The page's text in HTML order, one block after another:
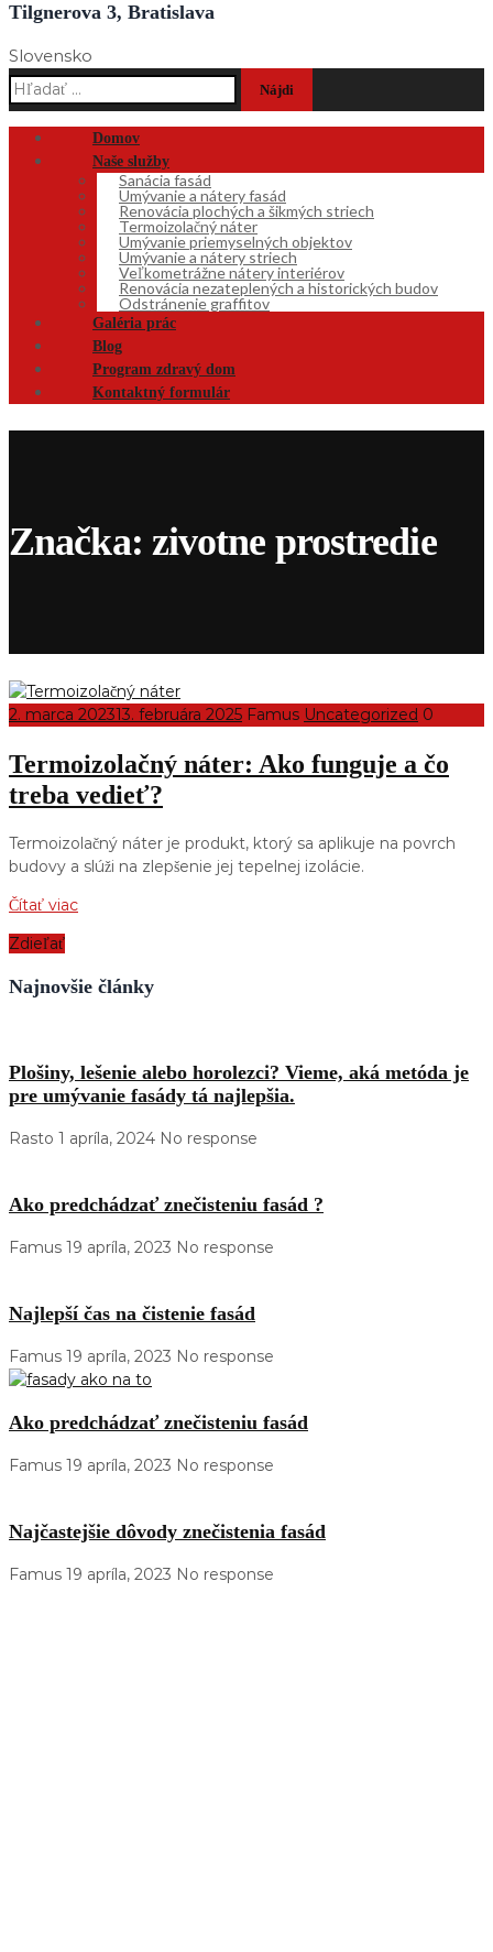
Tilgnerova 3, Bratislava
Slovensko
Hľadať:
Domov
Naše služby
Sanácia fasád
Umývanie a nátery fasád
Renovácia plochých a šikmých striech
Termoizolačný náter
Umývanie priemyselných objektov
Umývanie a nátery striech
Veľkometrážne nátery interiérov
Renovácia nezateplených a historických budov
Odstránenie graffitov
Galéria prác
Blog
Program zdravý dom
Kontaktný formulár
Značka: zivotne prostredie
2. marca 202313. februára 2025 Famus Uncategorized 0
Termoizolačný náter: Ako funguje a čo
treba vedieť?
Termoizolačný náter je produkt, ktorý sa aplikuje na povrch
budovy a slúži na zlepšenie jej tepelnej izolácie.
Čítať viac
Zdieľať
Najnovšie články
Plošiny, lešenie alebo horolezci? Vieme, aká metóda je
pre umývanie fasády tá najlepšia.
Rasto 1 apríla, 2024 No response
Ako predchádzať znečisteniu fasád ?
Famus 19 apríla, 2023 No response
Najlepší čas na čistenie fasád
Famus 19 apríla, 2023 No response
Ako predchádzať znečisteniu fasád
Famus 19 apríla, 2023 No response
Najčastejšie dôvody znečistenia fasád
Famus 19 apríla, 2023 No response